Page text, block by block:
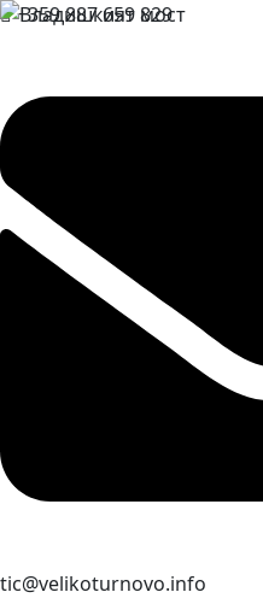
+359 887 659 829
tic@velikoturnovo.info